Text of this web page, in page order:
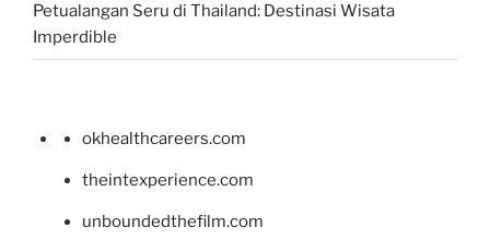
Petualangan Seru di Thailand: Destinasi Wisata
Imperdible
okhealthcareers.com
theintexperience.com
unboundedthefilm.com